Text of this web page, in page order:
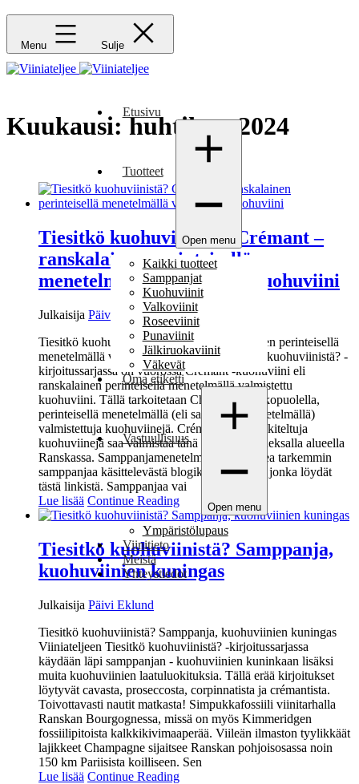
Menu Sulje
Etusivu
Tuotteet
Open menu
Kaikki tuotteet
Samppanjat
Kuohuviinit
Valkoviinit
Roseeviinit
Punaviinit
Jälkiruokaviinit
Väkevät
Oma etiketti
Vastuullisuus
Open menu
Ympäristölupaus
Viinitieto
Meistä
Yhteystiedot
Kuukausi:huhtikuu 2024
Tiesitkö kuohuviinistä? Crémant –
ranskalainen perinteisellä
menetelmällä valmistettu kuohuviini
Julkaisija Päivi Eklund
Tiesitkö kuohuviinistä? Crémant - ranskalainen perinteisellä
menetelmällä valmistettu kuohuviini Tiesitkö kuohuviinistä? -
kirjoitussarjassa on vuorossa Crémant -kuohuviini eli
ranskalainen perinteisellä menetelmällä valmistettu
kuohuviini. Tällä tarkoitetaan Champagne ulkopuolella,
perinteisellä menetelmällä (eli samppanjamenetelmällä)
valmistettuja kuohuviinejä. Crémant -laatuluokiteltuja
kuohuviinejä saa valmistaa tänä päivänä kahdeksalla alueella
Ranskassa. Samppanjamenetelmästä voit lukea tarkemmin
samppanjaa käsittelevästä blogikirjoituksesta, jonka löydät
tästä linkistä. Samppanjaa vai
Lue lisää Continue Reading
Tiesitkö kuohuviinistä? Samppanja,
kuohuviinien kuningas
Julkaisija Päivi Eklund
Tiesitkö kuohuviinistä? Samppanja, kuohuviinien kuningas
Viiniateljeen Tiesitkö kuohuviinistä? -kirjoitussarjassa
käydään läpi samppanjan - kuohuviinien kuninkaan lisäksi
muita kuohuviinien laatuluokituksia. Tällä erää kirjoitukset
löytyvät cavasta, proseccosta, corpinnatista ja crémantista.
Toivottavasti nautit matkasta! Simpukkafossiili viinitarhalla
Ranskan Bourgognessa, missä on myös Kimmeridgen
fossiilipitoista kalkkikivimaaperää. Viileän ilmaston tyylikkäät
lajikkeet Champagne sijaitsee Ranskan pohjoisosassa noin
150 km Pariisista koilliseen. Sen
Lue lisää Continue Reading